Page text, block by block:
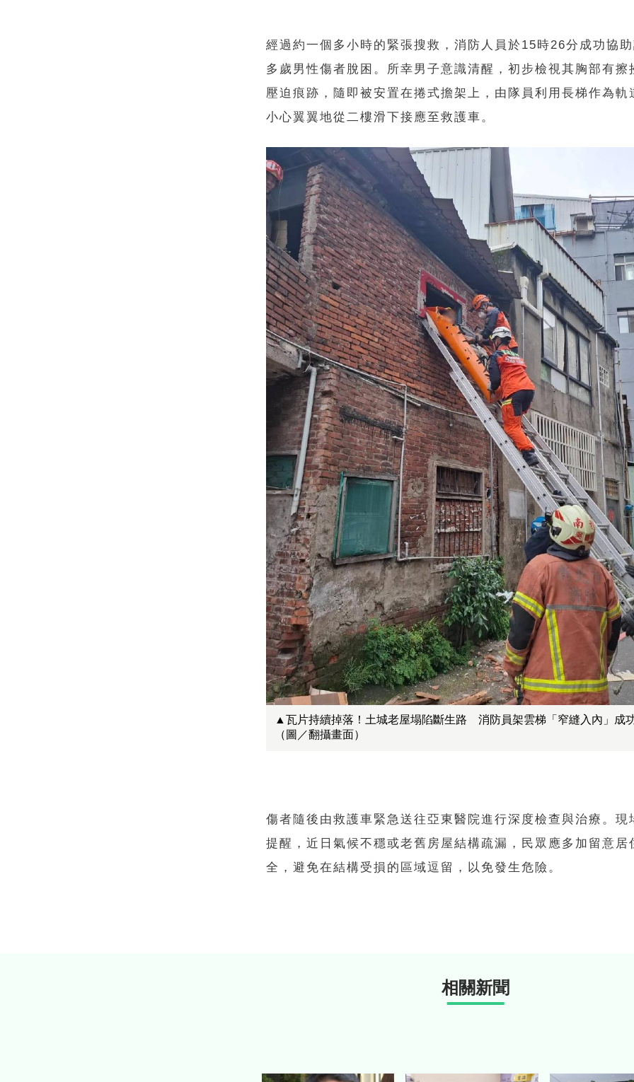
經過約一個多小時的緊張搜救，消防人員於15時26分成功協
多歲男性傷者脫困。所幸男子意識清醒，初步檢視其胸部有擦
壓迫痕跡，隨即被安置在捲式擔架上，由隊員利用長梯作為軌
小心翼翼地從二樓滑下接應至救護車。
▲瓦片持續掉落！土城老屋塌陷斷生路 消防員架雲梯「窄縫入內」成
（圖／翻攝畫面）
傷者隨後由救護車緊急送往亞東醫院進行深度檢查與治療。現
提醒，近日氣候不穩或老舊房屋結構疏漏，民眾應多加留意居
全，避免在結構受損的區域逗留，以免發生危險。
相關新聞